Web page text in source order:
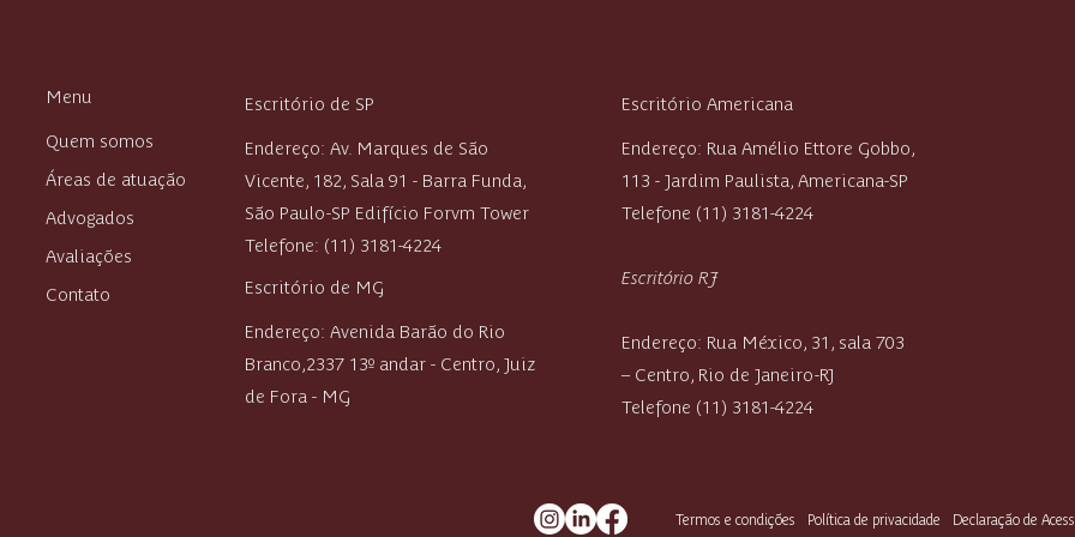
Menu
Quem somos
Áreas de atuação
Advogados
Avaliações
Contato
Escritório de SP
Endereço: Av. Marques de São
Vicente, 182, Sala 91 - Barra Funda,
São Paulo-SP Edifício Forvm Tower
Telefone: (11) 3181-4224
Escritório de MG
Endereço:Avenida Barão do Rio
Branco,2337 13º andar - Centro,Juiz
de Fora - MG
Escritório Americana
Endereço: Rua Amélio Ettore Gobbo,
113 - Jardim Paulista, Americana-SP
Telefone (11) 3181-4224
Escritório RJ
Endereço: Rua México, 31, sala 703
– Centro, Rio de Janeiro-RJ
Telefone (11) 3181-4224
Termos e condições Política de privacidade Declaração de